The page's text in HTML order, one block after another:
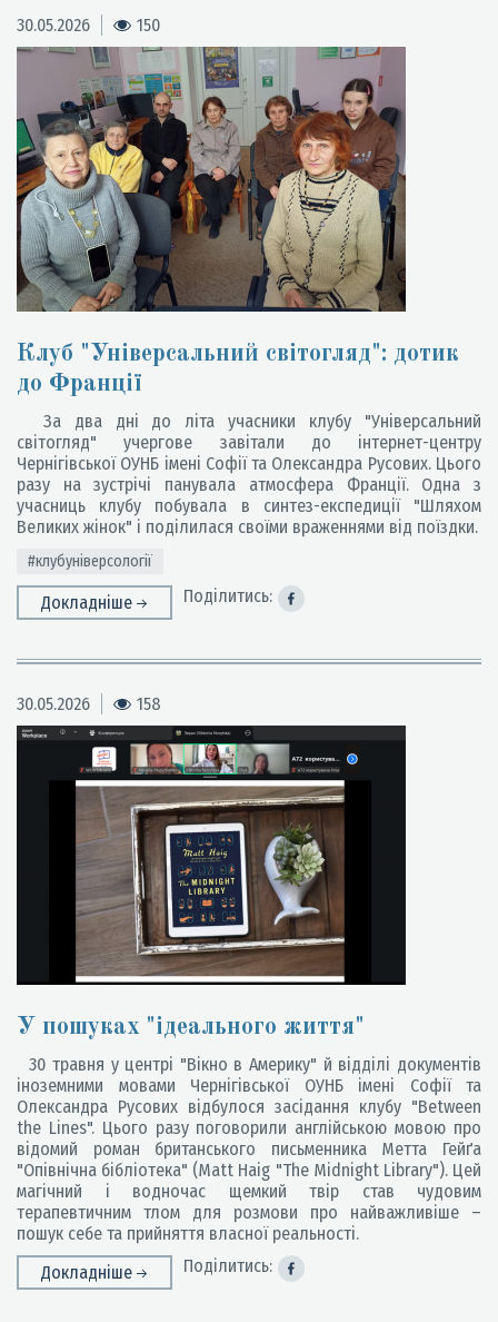
30.05.2026 150
Клуб "Універсальний світогляд": дотик
до Франції
За два дні до літа учасники клубу "Універсальний
світогляд" учергове завітали до інтернет-центру
Чернігівської ОУНБ імені Софії та Олександра Русових. Цього
разу на зустрічі панувала атмосфера Франції. Одна з
учасниць клубу побувала в синтез-експедиції "Шляхом
Великих жінок" і поділилася своїми враженнями від поїздки.
#клубуніверсології
Докладніше Поділитись:
30.05.2026 158
У пошуках "ідеального життя"
30 травня у центрі "Вікно в Америку" й відділі документів
іноземними мовами Чернігівської ОУНБ імені Софії та
Олександра Русових відбулося засідання клубу "Between
the Lines". Цього разу поговорили англійською мовою про
відомий роман британського письменника Метта Гейґа
"Опівнічна бібліотека" (Matt Haig "The Midnight Library"). Цей
магічний і водночас щемкий твір став чудовим
терапевтичним тлом для розмови про найважливіше –
пошук себе та прийняття власної реальності.
Докладніше
Поділитись: